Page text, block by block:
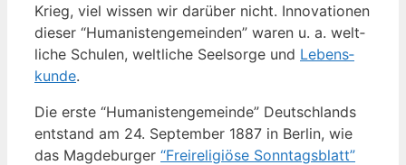
Krieg, viel wis­sen wir dar­über nicht. Inno­va­tio­nen
die­ser “Huma­nis­ten­ge­mein­den” waren u. a. welt­
li­che Schu­len, welt­li­che Seel­sor­ge und Lebens­
kun­de.
Die ers­te “Huma­nis­ten­ge­mein­de” Deutsch­lands
ent­stand am 24. Sep­tem­ber 1887 in Ber­lin, wie
das Mag­de­bur­ger “Frei­re­li­giö­se Sonn­tags­blatt”